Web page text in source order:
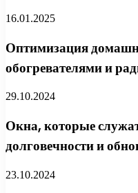
16.01.2025
Оптимизация
обогревателями и
29.10.2024
Окна, которые
долговечности и
23.10.2024